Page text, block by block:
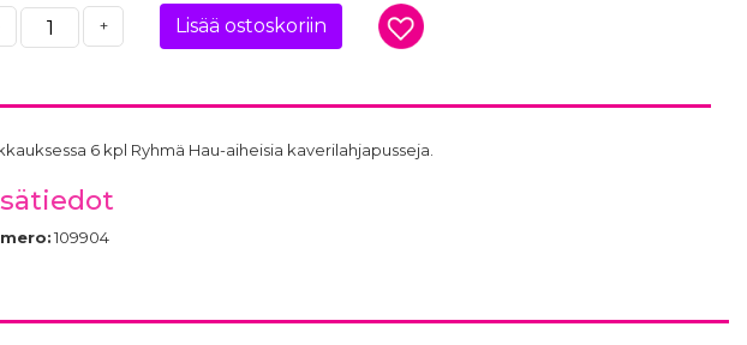
+ Lisää ostoskoriin
6 kpl Ryhmä Hau-aiheisia kaverilahjapusseja.
109904